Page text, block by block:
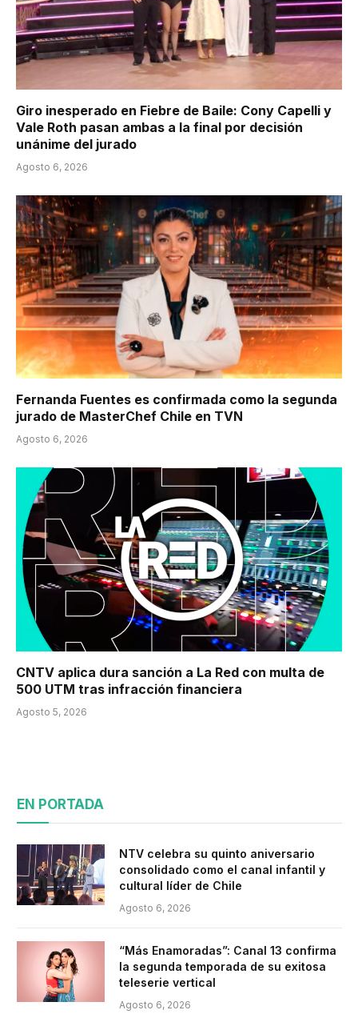
Giro inesperado en Fiebre de Baile: Cony Capelli y
Vale Roth pasan ambas a la final por decisión
unánime del jurado
Agosto 6, 2026
Fernanda Fuentes es confirmada como la segunda
jurado de MasterChef Chile en TVN
Agosto 6, 2026
CNTV aplica dura sanción a La Red con multa de
500 UTM tras infracción financiera
Agosto 5, 2026
EN PORTADA
NTV celebra su quinto aniversario
consolidado como el canal infantil y
cultural líder de Chile
Agosto 6, 2026
“Más Enamoradas”: Canal 13 confirma
la segunda temporada de su exitosa
teleserie vertical
Agosto 6, 2026